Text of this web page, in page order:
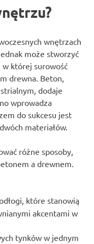
wnętrzach
może stworzyć
której surowość
drewna. Beton,
dodaje
wprowadza
do sukcesu jest
materiałów.
różne sposoby,
a drewnem.
które stanowią
akcentami w
tynków w jednym